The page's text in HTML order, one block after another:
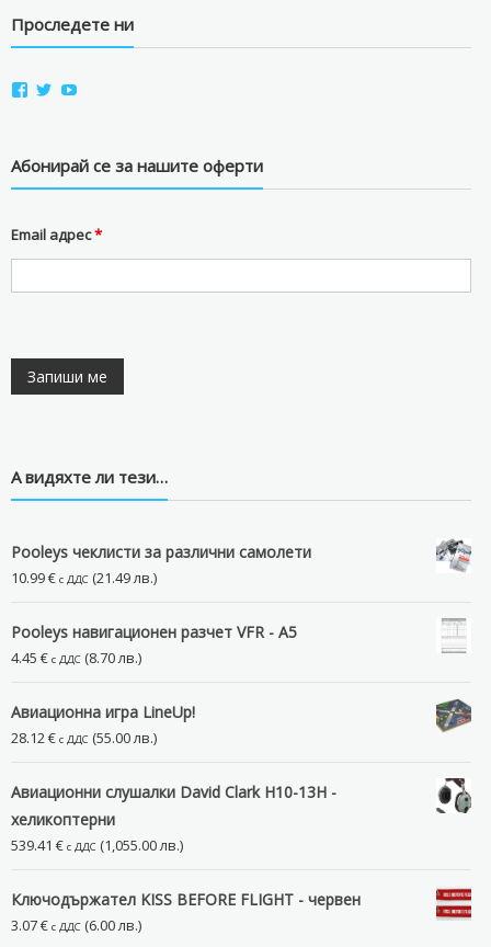
Проследете ни
View
Facebook
View
Twitter
View
YouTube
Абонирай се за нашите оферти
Email адрес*
А видяхте ли тези…
Pooleys чеклисти за различни самолети
10.99€ с ДДС (21.49 лв.)
Pooleys навигационен разчет VFR - А5
4.45 € с ДДС (8.70 лв.)
Авиационна игра LineUp!
28.12 € с ДДС (55.00 лв.)
Авиационни слушалки David Clark H10-13H -
хеликоптерни
539.41 € с ДДС (1,055.00 лв.)
Ключодържател KISS BEFORE FLIGHT - червен
3.07€ с ДДС (6.00 лв.)